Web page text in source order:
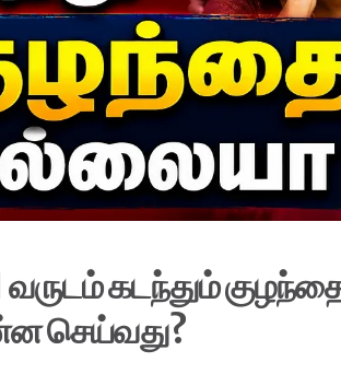
வருடம் கடந்தும்
செய்வது?